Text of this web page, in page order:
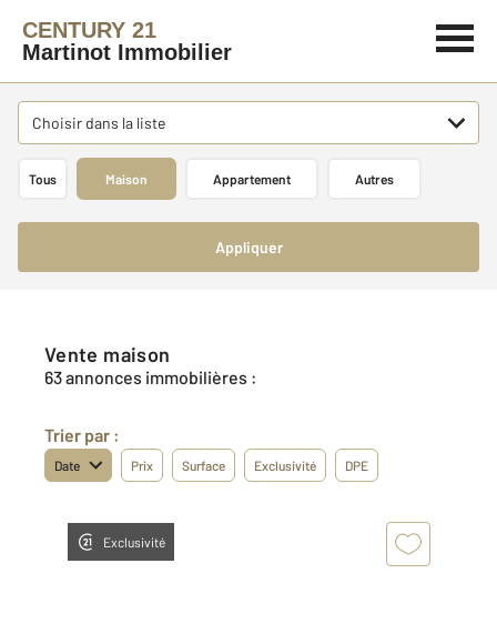
CENTURY 21
Martinot Immobilier
Choisir dans la liste
Tous Maison Appartement Autres
Appliquer
Vente maison
63 annonces immobilières :
Trier par :
Date Prix Surface Exclusivité DPE
Exclusivité